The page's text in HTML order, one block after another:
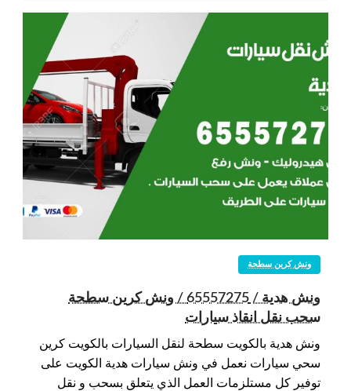
ونش كرين سطحة
ونش هدية / 65557275 / ونش كرين سطحة
سحب نقل انقاذ سيارات
ونش هدية بالكويت سطحة لنقل السيارات بالكويت كرين
سحي سيارات نعمل في ونش سيارات هدية الكويت على
توفير كل مستلزمات العمل الذي يتعلق بسحب و نقل